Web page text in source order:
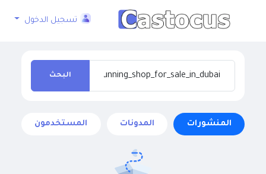
تسجيل الدخول
البحث
المنشورات المدونات المستخدمون